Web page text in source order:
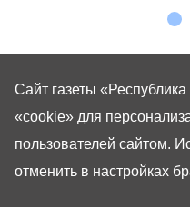
Сайт газеты «Республика
«cookie» для
пользователей сайтом.
отменить в настройках